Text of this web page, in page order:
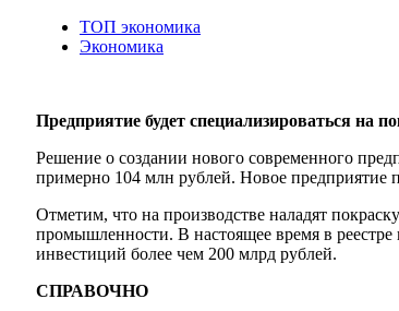
ТОП экономика
Экономика
Предприятие будет специализироваться на
Решение о создании нового современного
примерно 104 млн рублей. Новое предприятие
Отметим, что на производстве наладят
промышленности. В настоящее время в
инвестиций более чем 200 млрд рублей.
СПРАВОЧНО